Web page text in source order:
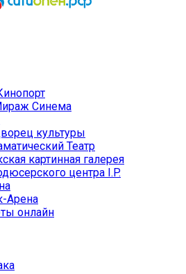
Синема
культуры
Театр
картинная галерея
центра I.P.
Арена
онлайн